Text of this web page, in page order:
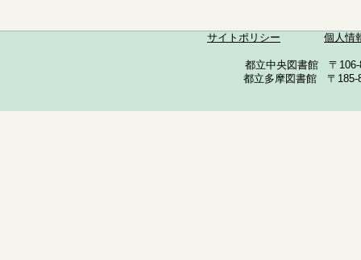
サイトポリシー 個人情
都立中央図書館 〒
都立多摩図書館 〒185-